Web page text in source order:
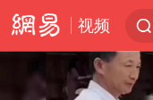
视频